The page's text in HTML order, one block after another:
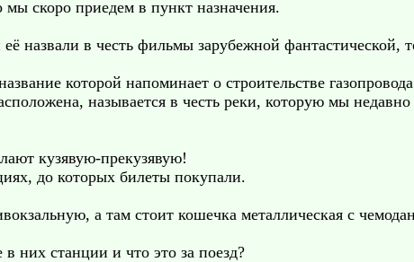
скоро приедем в пункт назначения.
назвали в честь фильмы зарубежной фантастической,
которой напоминает о строительстве газопровода
называется в честь реки, которую мы недавно
кузявую-прекузявую!
до которых билеты покупали.
а там стоит кошечка металлическая с
них станции и что это за поезд?